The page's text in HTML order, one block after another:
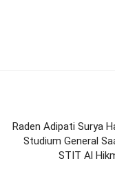
Raden Adipati Surya
Studium General
STIT Al